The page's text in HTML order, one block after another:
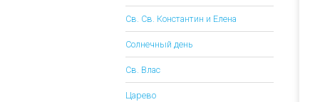
Св. Св. Константин и Елена
Солнечный день
Св. Влас
Царево